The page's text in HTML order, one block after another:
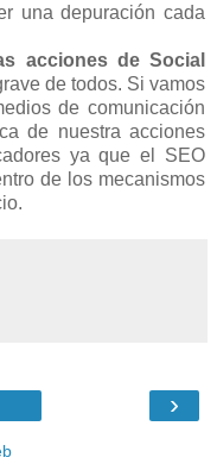
una depuración cada
acciones de Social
de todos. Si vamos
de comunicación
de nuestra acciones
ya que el SEO
de los mecanismos
›